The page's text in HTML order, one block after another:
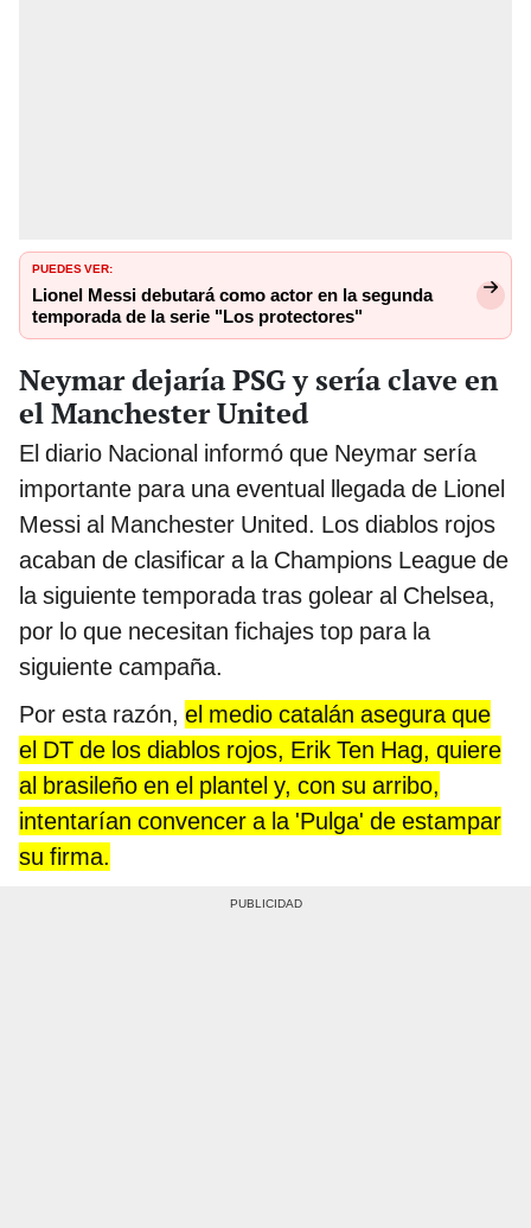
PUEDES VER:
Lionel Messi debutará como actor en la segunda
temporada de la serie "Los protectores"
Neymar dejaría PSG y sería clave en
el Manchester United
El diario Nacional informó que Neymar sería
importante para una eventual llegada de Lionel
Messi al Manchester United. Los diablos rojos
acaban de clasificar a la Champions League de
la siguiente temporada tras golear al Chelsea,
por lo que necesitan fichajes top para la
siguiente campaña.
Por esta razón, el medio catalán asegura que
el DT de los diablos rojos, Erik Ten Hag, quiere
al brasileño en el plantel y, con su arribo,
intentarían convencer a la 'Pulga' de estampar
su firma.